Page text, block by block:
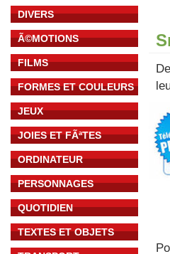
DIVERS
Ã©MOTIONS
FILMS
FORMES ET COULEURS
JEUX
JOIES ET FÃªTES
ORDINATEUR
PERSONNAGES
QUOTIDIEN
TEXTES ET OBJETS